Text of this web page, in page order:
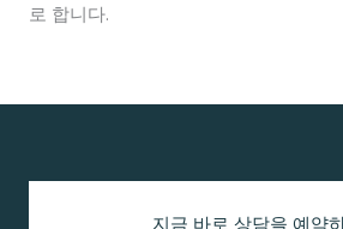
로 합니다.
지금 바로 상담을 예약